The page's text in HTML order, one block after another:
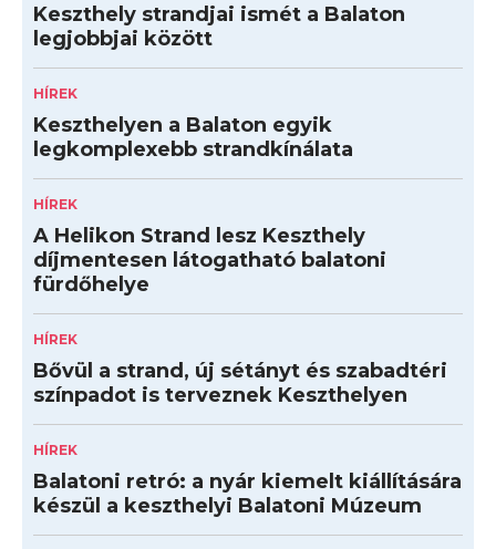
Keszthely strandjai ismét a Balaton
legjobbjai között
HÍREK
Keszthelyen a Balaton egyik
legkomplexebb strandkínálata
HÍREK
A Helikon Strand lesz Keszthely
díjmentesen látogatható balatoni
fürdőhelye
HÍREK
Bővül a strand, új sétányt és szabadtéri
színpadot is terveznek Keszthelyen
HÍREK
Balatoni retró: a nyár kiemelt kiállítására
készül a keszthelyi Balatoni Múzeum